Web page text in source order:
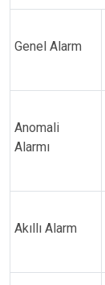
Genel Alarm
Anomali
Alarmı
Akıllı Alarm